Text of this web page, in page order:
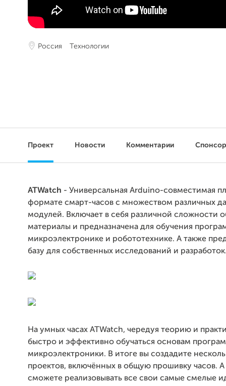
Россия Технологии
Проект Новости Комментарии
ATWatch - Универсальная Arduino-совместимая
формате смарт-часов с множеством различных
модулей. Включает в себя различной сложности
материалы и предназначена для обучения
микроэлектронике и робототехнике. А также
базу для собственных исследований и
На умных часах ATWatch, чередуя теорию и
быстро и эффективно обучаться основам
микроэлектроники. В итоге вы создадите
проектов, включённых в общую прошивку часов.
сможете реализовывать все свои самые смелые